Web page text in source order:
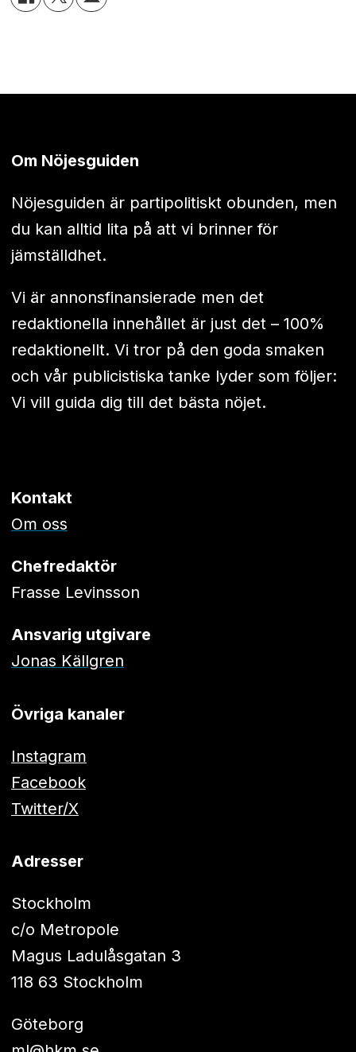
Om Nöjesguiden
Nöjesguiden är partipolitiskt obunden, men
du kan alltid lita på att vi brinner för
jämställdhet.
Vi är annonsfinansierade men det
redaktionella innehållet är just det – 100%
redaktionellt. Vi tror på den goda smaken
och vår publicistiska tanke lyder som följer:
Vi vill guida dig till det bästa nöjet.
Kontakt
Om oss
Chefredaktör
Frasse Levinsson
Ansvarig utgivare
Jonas Källgren
Övriga kanaler
Instagram
Facebook
Twitter/X
Adresser
Stockholm
c/o Metropole
Magus Ladulåsgatan 3
118 63 Stockholm
Göteborg